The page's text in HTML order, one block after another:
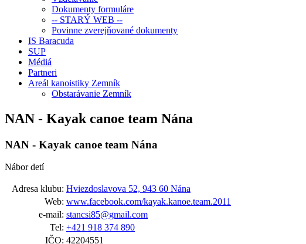
Dokumenty formuláre
-- STARÝ WEB --
Povinne zverejňované dokumenty
IS Baracuda
SUP
Médiá
Partneri
Areál kanoistiky Zemník
Obstarávanie Zemník
NAN - Kayak canoe team Nána
NAN - Kayak canoe team Nána
Nábor detí
Adresa klubu: Hviezdoslavova 52, 943 60 Nána
Web: www.facebook.com/kayak.kanoe.team.2011
e-mail: stancsi85@gmail.com
Tel: +421 918 374 890
IČO: 42204551